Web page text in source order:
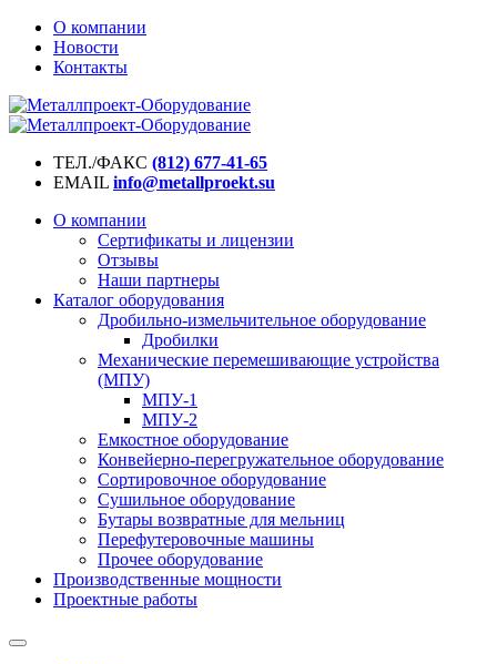
О компании
Новости
Контакты
ТЕЛ./ФАКС (812) 677-41-65
EMAIL info@metallproekt.su
О компании
Сертификаты и лицензии
Отзывы
Наши партнеры
Каталог оборудования
Дробильно-измельчительное оборудование
Дробилки
Механические перемешивающие устройства
(МПУ)
МПУ-1
МПУ-2
Емкостное оборудование
Конвейерно-перегружательное оборудование
Сортировочное оборудование
Сушильное оборудование
Бутары возвратные для мельниц
Перефутеровочные машины
Прочее оборудование
Производственные мощности
Проектные работы